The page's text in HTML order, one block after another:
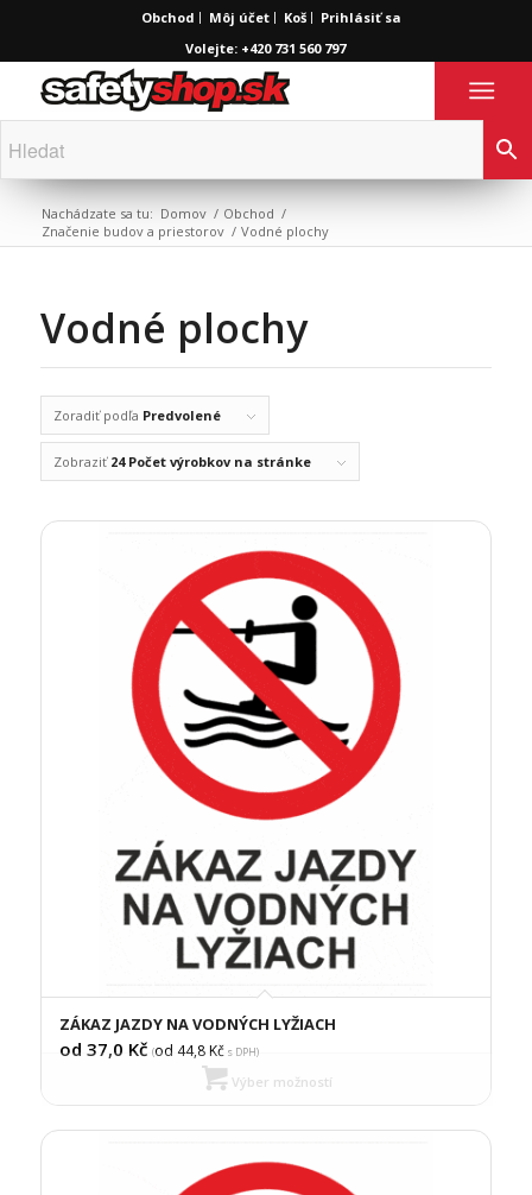
Obchod Môj účet Koš
Prihlásiť sa
Volejte: +420 731 560 797
Nachádzate sa tu: Domov / Obchod /
Značenie budov a priestorov / Vodné plochy
Vodné plochy
Zoradiť podľa Predvolené
Zobraziť 24 Počet výrobkov na stránke
ZÁKAZ JAZDY NA VODNÝCH LYŽIACH
od 37,0 Kč (od 44,8Kčs DPH)
Výber možností